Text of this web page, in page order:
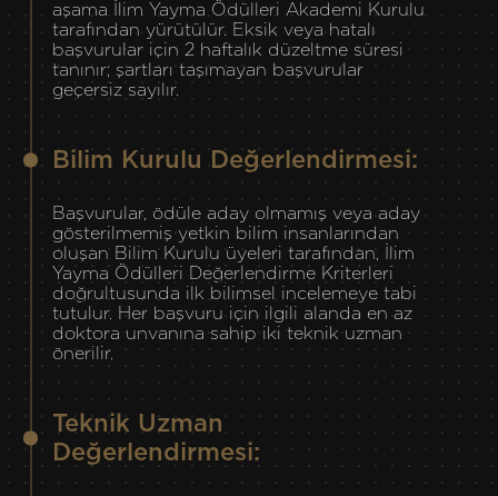
aşama İlim Yayma Ödülleri Akademi Kurulu
tarafından yürütülür. Eksik veya hatalı
başvurular için 2 haftalık düzeltme süresi
tanınır; şartları taşımayan başvurular
geçersiz sayılır.
Bilim Kurulu Değerlendirmesi:
Başvurular, ödüle aday olmamış veya aday
gösterilmemiş yetkin bilim insanlarından
oluşan Bilim Kurulu üyeleri tarafından, İlim
Yayma Ödülleri Değerlendirme Kriterleri
doğrultusunda ilk bilimsel incelemeye tabi
tutulur. Her başvuru için ilgili alanda en az
doktora unvanına sahip iki teknik uzman
önerilir.
Teknik Uzman
Değerlendirmesi: